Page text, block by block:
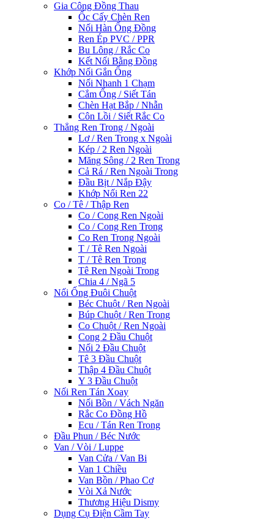
Gia Công Đồng Thau
Ốc Cấy Chèn Ren
Nối Hàn Ống Đồng
Ren Ép PVC / PPR
Bu Lông / Rắc Co
Kết Nối Bằng Đồng
Khớp Nối Gắn Ống
Nối Nhanh 1 Chạm
Cắm Ống / Siết Tán
Chèn Hạt Bắp / Nhẫn
Côn Lồi / Siết Rắc Co
Thẳng Ren Trong / Ngoài
Lơ / Ren Trong x Ngoài
Kép / 2 Ren Ngoài
Măng Sông / 2 Ren Trong
Cả Rá / Ren Ngoài Trong
Đầu Bịt / Nắp Đậy
Khớp Nối Ren 22
Co / Tê / Thập Ren
Co / Cong Ren Ngoài
Co / Cong Ren Trong
Co Ren Trong Ngoài
T / Tê Ren Ngoài
T / Tê Ren Trong
Tê Ren Ngoài Trong
Chia 4 / Ngã 5
Nối Ống Đuôi Chuột
Béc Chuột / Ren Ngoài
Búp Chuột / Ren Trong
Co Chuột / Ren Ngoài
Cong 2 Đầu Chuột
Nối 2 Đầu Chuột
Tê 3 Đầu Chuột
Thập 4 Đầu Chuột
Y 3 Đầu Chuột
Nối Ren Tán Xoay
Nối Bồn / Vách Ngăn
Rắc Co Đồng Hồ
Ecu / Tán Ren Trong
Đầu Phun / Béc Nước
Van / Vòi / Luppe
Van Cửa / Van Bi
Van 1 Chiều
Van Bồn / Phao Cơ
Vòi Xả Nước
Thương Hiệu Dismy
Dụng Cụ Điện Cầm Tay